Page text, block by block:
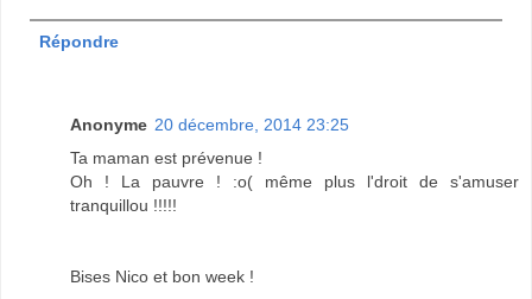
Répondre
Anonyme 20 décembre, 2014 23:25
Ta maman est prévenue !
Oh ! La pauvre ! :o( même plus l'droit de s'amuser
tranquillou !!!!!
Bises Nico et bon week !